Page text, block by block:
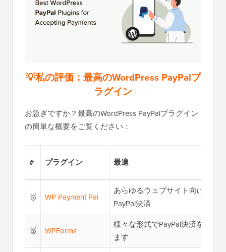
💡私の評価：最高のWordPress PayPalプ
ラグイン
お急ぎですか？最高のWordPress PayPalプラグイン
の簡単な概要をご覧ください：
# プラグイン 最適
🥇 WP Payment Pal
あらゆるウェブサイト向けの簡
PayPal決済
🥈 WPForms
様々な形式でPayPal決済を受け
ます